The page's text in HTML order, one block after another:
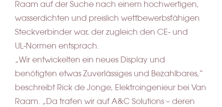
Raam auf der Suche nach einem hochwertigen,
wasserdichten und preislich wettbewerbsfähigen
Steckverbinder war, der zugleich den CE‑ und
UL‑Normen entsprach.
„Wir entwickelten ein neues Display und
benötigten etwas Zuverlässiges und Bezahlbares,“
beschreibt Rick de Jonge, Elektroingenieur bei Van
Raam. „Da trafen wir auf A&C Solutions – deren